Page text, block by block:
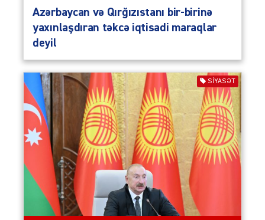
Azərbaycan və Qırğızıstanı bir-birinə
yaxınlaşdıran təkcə iqtisadi maraqlar
deyil
SIYASƏT